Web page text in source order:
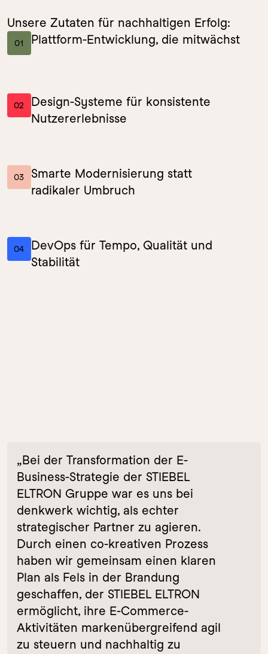
Unsere Zutaten für nachhaltigen Erfolg:
01 Plattform-Entwicklung, die mitwächst
02
Design-Systeme für konsistente
Nutzererlebnisse
03
Smarte Modernisierung statt
radikaler Umbruch
04
DevOps für Tempo, Qualität und
Stabilität
„Bei der Transformation der E-
Business-Strategie der STIEBEL
ELTRON Gruppe war es uns bei
denkwerk wichtig, als echter
strategischer Partner zu agieren.
Durch einen co-kreativen Prozess
haben wir gemeinsam einen klaren
Plan als Fels in der Brandung
geschaffen, der STIEBEL ELTRON
ermöglicht, ihre E-Commerce-
Aktivitäten markenübergreifend agil
zu steuern und nachhaltig zu